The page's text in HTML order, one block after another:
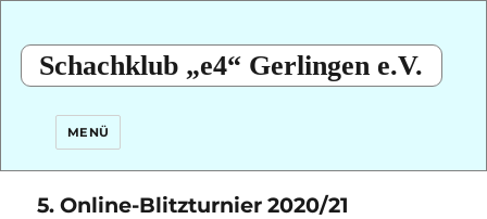
Schachklub „e4“ Gerlingen e.V.
MENÜ
5. Online-Blitzturnier 2020/21